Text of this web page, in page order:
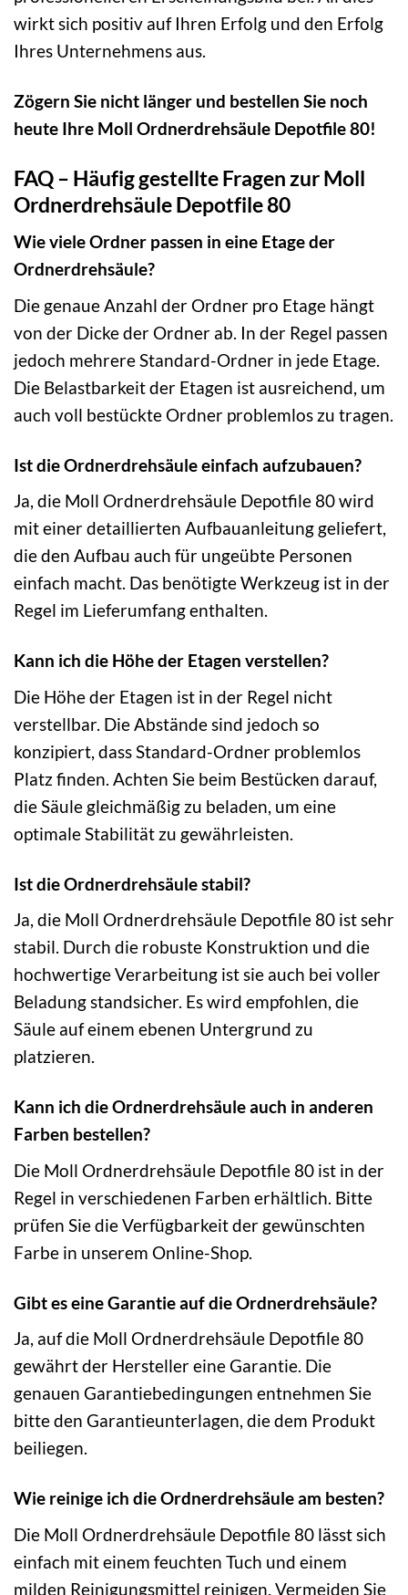
wirkt sich positiv auf Ihren Erfolg und den Erfolg
Ihres Unternehmens aus.
Zögern Sie nicht länger und bestellen Sie noch
heute Ihre Moll Ordnerdrehsäule Depotfile 80!
FAQ – Häufig gestellte Fragen zur Moll
Ordnerdrehsäule Depotfile 80
Wie viele Ordner passen in eine Etage der
Ordnerdrehsäule?
Die genaue Anzahl der Ordner pro Etage hängt
von der Dicke der Ordner ab. In der Regel passen
jedoch mehrere Standard-Ordner in jede Etage.
Die Belastbarkeit der Etagen ist ausreichend, um
auch voll bestückte Ordner problemlos zu tragen.
Ist die Ordnerdrehsäule einfach aufzubauen?
Ja, die Moll Ordnerdrehsäule Depotfile 80 wird
mit einer detaillierten Aufbauanleitung geliefert,
die den Aufbau auch für ungeübte Personen
einfach macht. Das benötigte Werkzeug ist in der
Regel im Lieferumfang enthalten.
Kann ich die Höhe der Etagen verstellen?
Die Höhe der Etagen ist in der Regel nicht
verstellbar. Die Abstände sind jedoch so
konzipiert, dass Standard-Ordner problemlos
Platz finden. Achten Sie beim Bestücken darauf,
die Säule gleichmäßig zu beladen, um eine
optimale Stabilität zu gewährleisten.
Ist die Ordnerdrehsäule stabil?
Ja, die Moll Ordnerdrehsäule Depotfile 80 ist sehr
stabil. Durch die robuste Konstruktion und die
hochwertige Verarbeitung ist sie auch bei voller
Beladung standsicher. Es wird empfohlen, die
Säule auf einem ebenen Untergrund zu
platzieren.
Kann ich die Ordnerdrehsäule auch in anderen
Farben bestellen?
Die Moll Ordnerdrehsäule Depotfile 80 ist in der
Regel in verschiedenen Farben erhältlich. Bitte
prüfen Sie die Verfügbarkeit der gewünschten
Farbe in unserem Online-Shop.
Gibt es eine Garantie auf die Ordnerdrehsäule?
Ja, auf die Moll Ordnerdrehsäule Depotfile 80
gewährt der Hersteller eine Garantie. Die
genauen Garantiebedingungen entnehmen Sie
bitte den Garantieunterlagen, die dem Produkt
beiliegen.
Wie reinige ich die Ordnerdrehsäule am besten?
Die Moll Ordnerdrehsäule Depotfile 80 lässt sich
einfach mit einem feuchten Tuch und einem
milden Reinigungsmittel reinigen. Vermeiden Sie